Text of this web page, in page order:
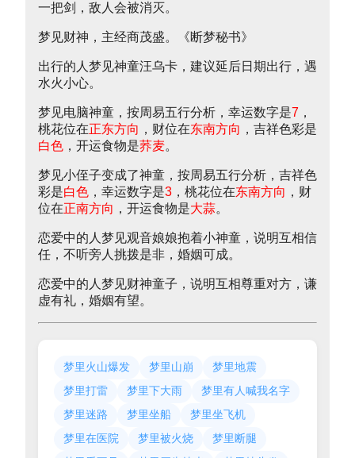
一把剑，敌人会被消灭。
梦见财神，主经商茂盛。《断梦秘书》
出行的人梦见神童汪乌卡，建议延后日期出行，遇
水火小心。
梦见电脑神童，按周易五行分析，幸运数字是7 ，
桃花位在正东方向 ，财位在东南方向 ，吉祥色彩是
白色 ，开运食物是荞麦。
梦见小侄子变成了神童，按周易五行分析，吉祥色
彩是白色 ，幸运数字是3 ，桃花位在东南方向 ，财
位在正南方向 ，开运食物是大蒜。
恋爱中的人梦见观音娘娘抱着小神童，说明互相信
任，不听旁人挑拨是非，婚姻可成。
恋爱中的人梦见财神童子，说明互相尊重对方，谦
虚有礼，婚姻有望。
梦里火山爆发 梦里山崩
梦里地震
梦里打雷
梦里下大雨
梦里有人喊我名字
梦里迷路
梦里坐船
梦里坐飞机
梦里在医院
梦里被火烧
梦里断腿